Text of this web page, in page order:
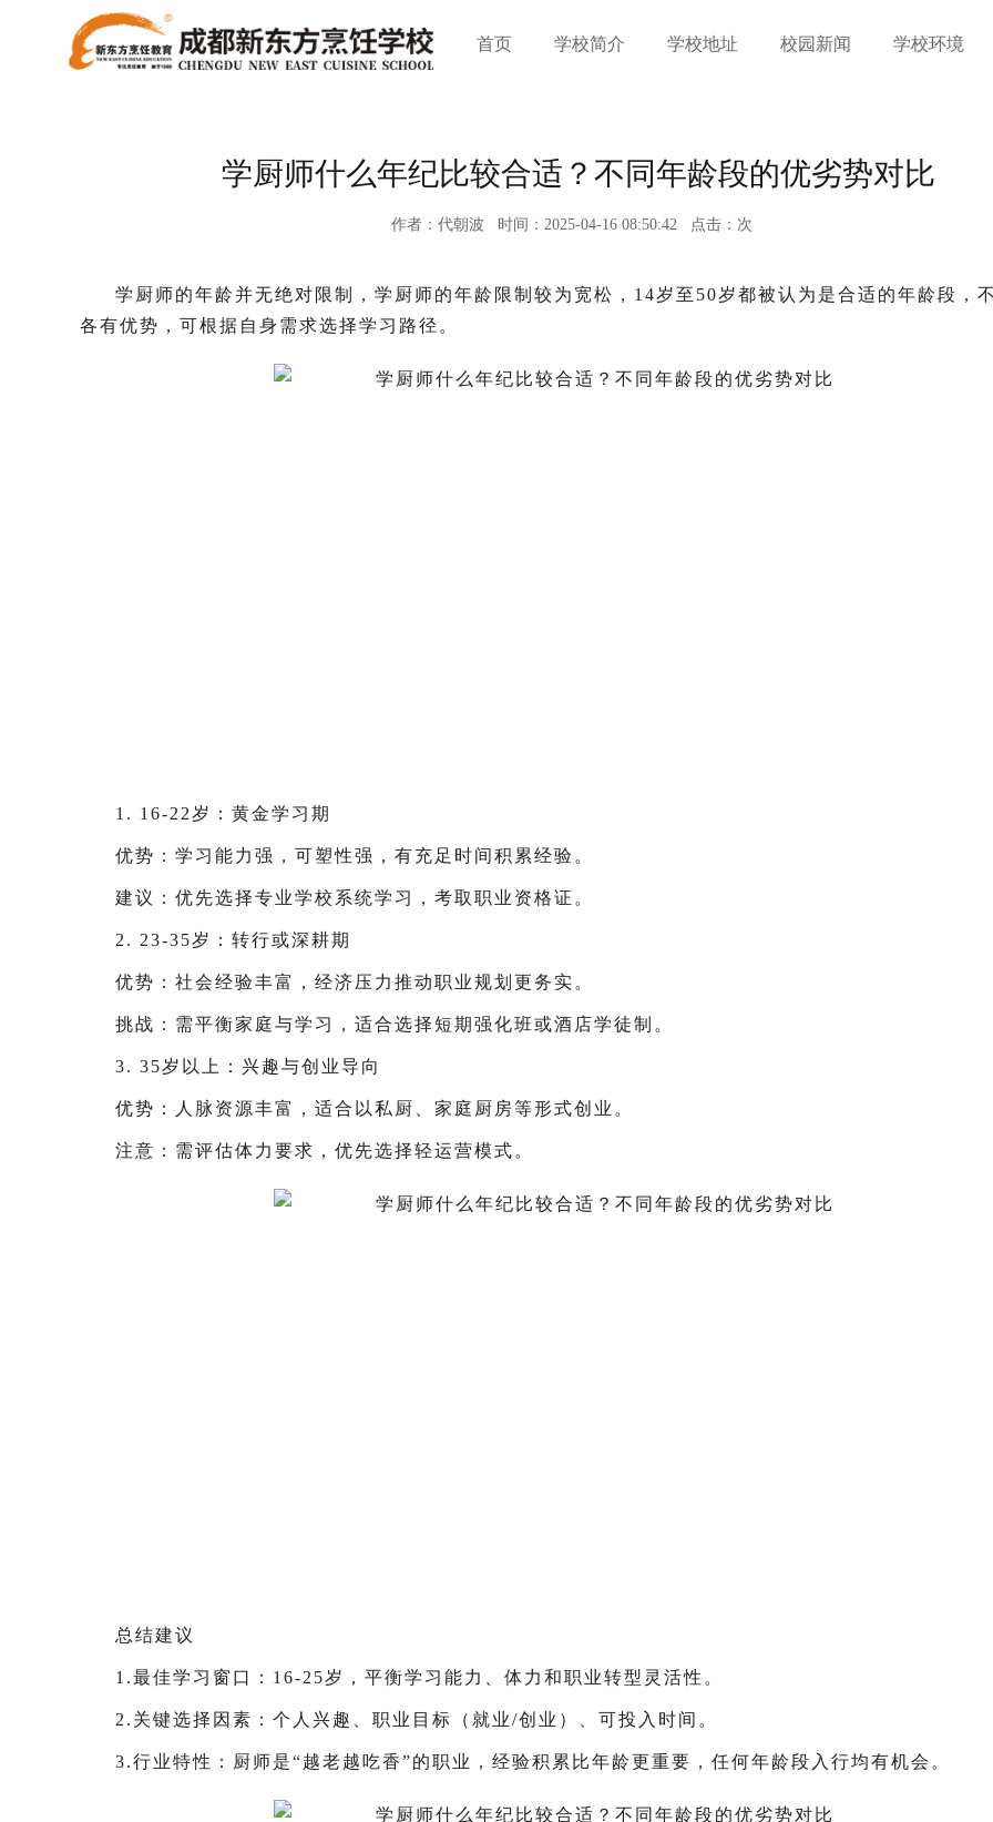
首页 学校简介 学校地址 校园新闻 学校环境
学厨师什么年纪比较合适？不同年龄段的优劣势对比
作者：代朝波 时间：2025-04-16 08:50:42 点击： 次
学厨师的年龄并无绝对限制，学厨师的年龄限制较为宽松，14岁至50岁都被认为是合适的年龄段，
各有优势，可根据自身需求选择学习路径。
1. 16-22岁：黄金学习期
优势：学习能力强，可塑性强，有充足时间积累经验。
建议：优先选择专业学校系统学习，考取职业资格证。
2. 23-35岁：转行或深耕期
优势：社会经验丰富，经济压力推动职业规划更务实。
挑战：需平衡家庭与学习，适合选择短期强化班或酒店学徒制。
3. 35岁以上：兴趣与创业导向
优势：人脉资源丰富，适合以私厨、家庭厨房等形式创业。
注意：需评估体力要求，优先选择轻运营模式。
总结建议
1.最佳学习窗口：16-25岁，平衡学习能力、体力和职业转型灵活性。
2.关键选择因素：个人兴趣、职业目标（就业/创业）、可投入时间。
3.行业特性：厨师是“越老越吃香”的职业，经验积累比年龄更重要，任何年龄段入行均有机会。